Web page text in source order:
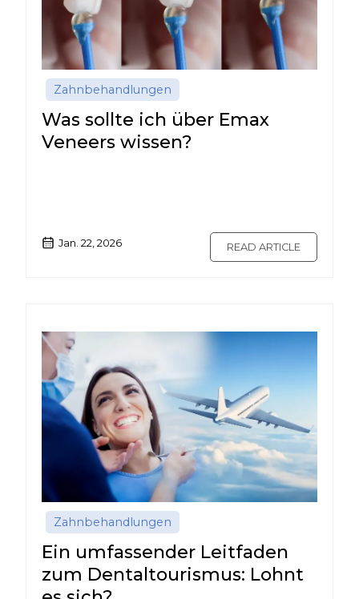
Zahnbehandlungen
Was sollte ich über Emax
Veneers wissen?
Jan. 22, 2026 READ ARTICLE
Zahnbehandlungen
Ein umfassender Leitfaden
zum Dentaltourismus: Lohnt